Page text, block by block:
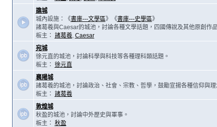
譙城
城內設施：《書庫---文學區》《書庫---史學區》
諸葛羲與Caesar的城池，討論各種文學話題，四國傳說及其他原創作
板主： 諸葛羲, Caesar
宛城
徐元直的城池，討論科學與科技等各種理科類話題。
板主： 徐元直
襄陽城
諸葛羲的城池，討論政治、社會、宗教、哲學，鼓勵宣揚各種信仰與理
板主： 諸葛羲
敦煌城
秋盈的城池，討論中外歷史與軍事。
板主： 秋盈